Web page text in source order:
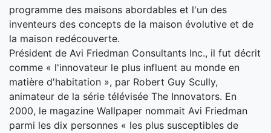
programme des maisons abordables et l'un des
inventeurs des concepts de la maison évolutive et de
la maison redécouverte.
Président de Avi Friedman Consultants Inc., il fut décrit
comme « l'innovateur le plus influent au monde en
matière d'habitation », par Robert Guy Scully,
animateur de la série télévisée The Innovators. En
2000, le magazine Wallpaper nommait Avi Friedman
parmi les dix personnes « les plus susceptibles de